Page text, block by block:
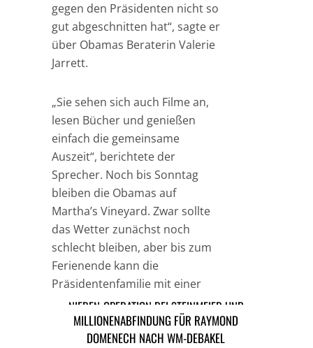
gegen den Präsidenten nicht so
gut abgeschnitten hat“, sagte er
über Obamas Beraterin Valerie
Jarrett.
„Sie sehen sich auch Filme an,
lesen Bücher und genießen
einfach die gemeinsame
Auszeit“, berichtete der
Sprecher. Noch bis Sonntag
bleiben die Obamas auf
Martha’s Vineyard. Zwar sollte
das Wetter zunächst noch
schlecht bleiben, aber bis zum
Ferienende kann die
Präsidentenfamilie mit einer
Besserung rechnen.
FREIZEIT LEUTE PRÄSIDENT USA
NIEREN-OPERATION BEI STEINMEIER UND
EHEFRAU ERFOLGREICH
MILLIONENABFINDUNG FÜR RAYMOND
DOMENECH NACH WM-DEBAKEL